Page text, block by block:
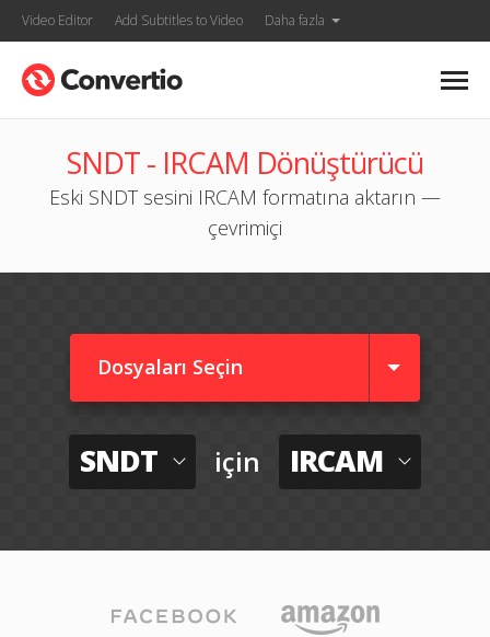
Video Editor Add Subtitles to Video Daha fazla
SNDT - IRCAM Dönüştürücü
Eski SNDT sesini IRCAM formatına aktarın —
çevrimiçi
Dosyaları Seçin
SNDT için IRCAM